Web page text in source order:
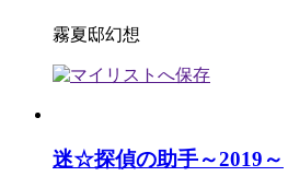
霧夏邸幻想
迷☆探偵の助手～2019～